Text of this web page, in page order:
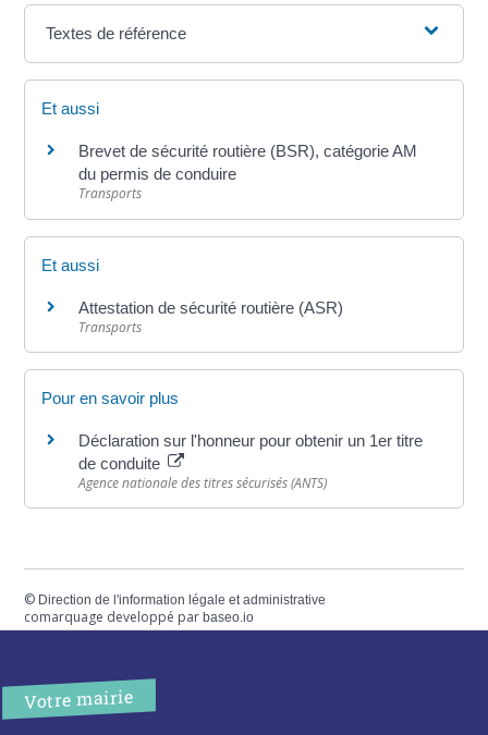
Textes de référence
Et aussi
Brevet de sécurité routière (BSR), catégorie AM
du permis de conduire
Transports
Et aussi
Attestation de sécurité routière (ASR)
Transports
Pour en savoir plus
Déclaration sur l'honneur pour obtenir un 1er titre
de conduite
Agence nationale des titres sécurisés (ANTS)
© Direction de l'information légale et administrative
comarquage developpé parbaseo.io
Votre mairie